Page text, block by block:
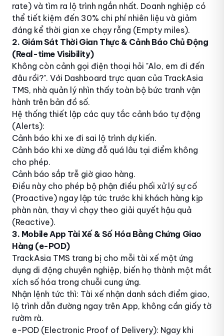
rate) và tìm ra lộ trình ngắn nhất. Doanh nghiệp có
thể tiết kiệm đến 30% chi phí nhiên liệu và giảm
đáng kể thời gian xe chạy rỗng (Empty miles).
2. Giám Sát Thời Gian Thực & Cảnh Báo Chủ Động
(Real-time Visibility)
Không còn cảnh gọi điện thoại hỏi "Alo, em đi đến
đâu rồi?". Với Dashboard trực quan của TrackAsia
TMS, nhà quản lý nhìn thấy toàn bộ bức tranh vận
hành trên bản đồ số.
Hệ thống thiết lập các quy tắc cảnh báo tự động
(Alerts):
Cảnh báo khi xe đi sai lộ trình dự kiến.
Cảnh báo khi xe dừng đỗ quá lâu tại điểm không
cho phép.
Cảnh báo sắp trễ giờ giao hàng.
Điều này cho phép bộ phận điều phối xử lý sự cố
(Proactive) ngay lập tức trước khi khách hàng kịp
phàn nàn, thay vì chạy theo giải quyết hậu quả
(Reactive).
3. Mobile App Tài Xế & Số Hóa Bằng Chứng Giao
Hàng (e-POD)
TrackAsia TMS trang bị cho mỗi tài xế một ứng
dụng di động chuyên nghiệp, biến họ thành một mắt
xích số hóa trong chuỗi cung ứng.
Nhận lệnh tức thì: Tài xế nhận danh sách điểm giao,
lộ trình dẫn đường ngay trên App, không cần giấy tờ
rườm rà.
e-POD (Electronic Proof of Delivery): Ngay khi